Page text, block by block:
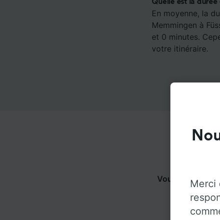
Quelle est la durée
En moyenne, la
Memmingen à
et 0 minutes.
votre itinéraire.
Vous pouvez
pour
Merci